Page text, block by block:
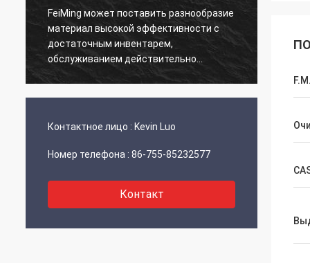
FeiMing может поставить разнообразие
материал высокой эффективности с
достаточным инвентарем,
обслуживанием действительно
фантастический.
поделюсь
Контактное лицо : Kevin Luo
Номер телефона : 86-755-85232577
Контакт
F.M.